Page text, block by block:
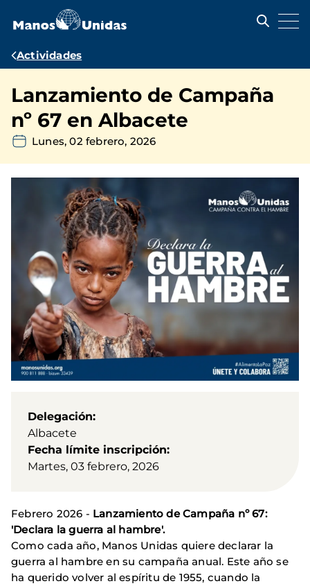
contenido
Ruta
navegación
Actividades
Lanzamiento de Campaña
nº 67 en Albacete
Lunes, 02 febrero, 2026
Delegación
Albacete
Fecha límite inscripción
Martes, 03 febrero, 2026
Febrero 2026 - Lanzamiento de Campaña nº 67:
'Declara la guerra al hambre'.
Como cada año, Manos Unidas quiere declarar la
guerra al hambre en su campaña anual. Este año se
ha querido volver al espíritu de 1955, cuando la